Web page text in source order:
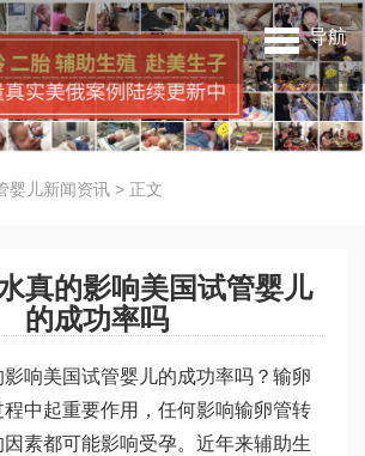
导航
婴儿新闻资讯 > 正文
真的影响美国试管婴儿
的成功率吗
响美国试管婴儿的成功率吗？输卵
中起重要作用，任何影响输卵管转
素都可能影响受孕。近年来辅助生